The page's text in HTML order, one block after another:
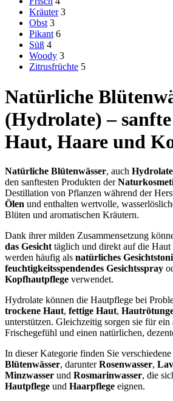
Kräuter 3
Obst 3
Pikant 6
Süß 4
Woody 3
Zitrusfrüchte 5
Natürliche
(Hydrolate) –
Haut, Haare und
Natürliche Blütenwässer, auch Hydrolate
den sanftesten Produkten der
Destillation von Pflanzen während der
Ölen und enthalten wertvolle,
Blüten und aromatischen Kräutern.
Dank ihrer milden Zusammensetzung
das Gesicht täglich und direkt auf die Haut
werden häufig als natürliches
feuchtigkeitsspendendes Gesichtsspray
Kopfhautpflege verwendet.
Hydrolate können die Hautpflege bei
trockene Haut, fettige Haut,
unterstützen. Gleichzeitig sorgen sie für ein
Frischegefühl und einen natürlichen,
In dieser Kategorie finden Sie verschiedene
Blütenwässer, darunterRosenwasser,
Minzwasser und Rosmarinwasser, die
Hautpflege und Haarpflege eignen.